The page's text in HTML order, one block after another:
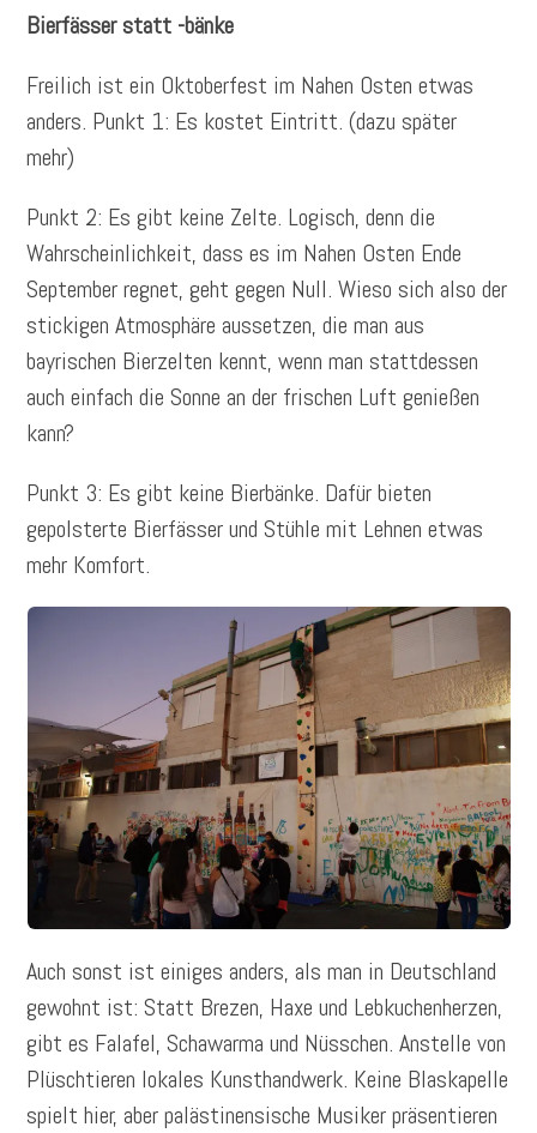
Bierfässer statt -bänke
Freilich ist ein Oktoberfest im Nahen Osten etwas
anders. Punkt 1: Es kostet Eintritt. (dazu später
mehr)
Punkt 2: Es gibt keine Zelte. Logisch, denn die
Wahrscheinlichkeit, dass es im Nahen Osten Ende
September regnet, geht gegen Null. Wieso sich also der
stickigen Atmosphäre aussetzen, die man aus
bayrischen Bierzelten kennt, wenn man stattdessen
auch einfach die Sonne an der frischen Luft genießen
kann?
Punkt 3: Es gibt keine Bierbänke. Dafür bieten
gepolsterte Bierfässer und Stühle mit Lehnen etwas
mehr Komfort.
Auch sonst ist einiges anders, als man in Deutschland
gewohnt ist: Statt Brezen, Haxe und Lebkuchenherzen,
gibt es Falafel, Schawarma und Nüsschen. Anstelle von
Plüschtieren lokales Kunsthandwerk. Keine Blaskapelle
spielt hier, aber palästinensische Musiker präsentieren